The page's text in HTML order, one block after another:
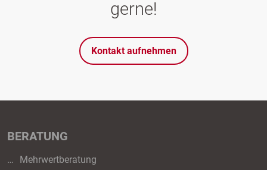
gerne!
Kontakt aufnehmen
BERATUNG
Mehrwertberatung